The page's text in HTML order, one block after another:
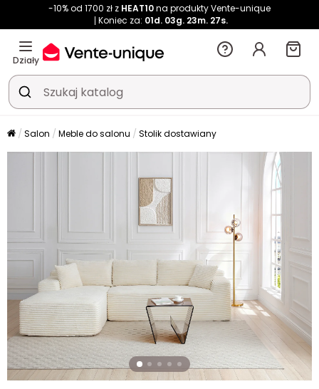
-10% od 1700 zł z HEAT10na produkty Vente-unique
Koniec za: 01d. 03g. 23m. 25s.
Działy
Salon Meble do salonu Stolik dostawiany